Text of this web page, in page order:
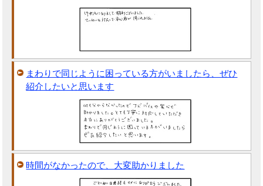
まわりで同じように困っている方がいましたら、ぜひ
紹介したいと思います
時間がなかったので、大変助かりました